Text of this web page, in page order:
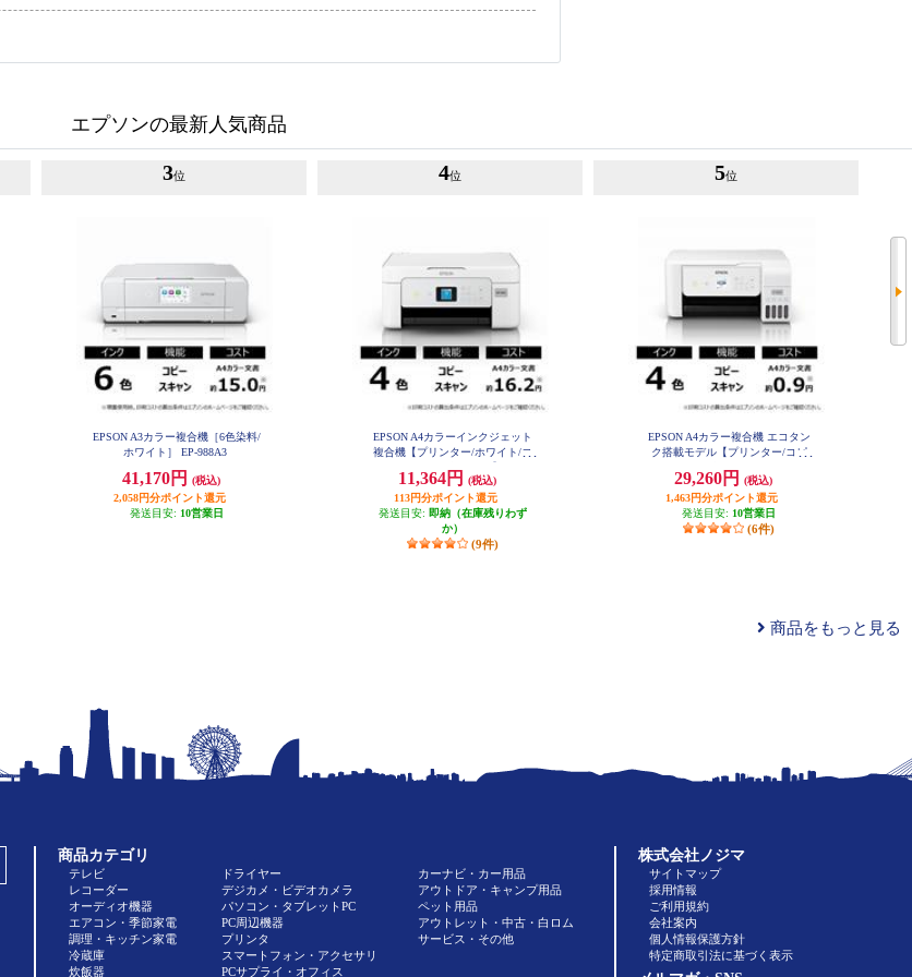
エプソンの最新人気商品
3位
EPSON A3カラー複合機［6色染料/
ホワイト］ EP-988A3
41,170円
(税込)
2,058円分ポイント還元
発送目安: 10営業日
4位
EPSON A4カラーインクジェット
複合機【プリンター/ホワイト/コ
6A
11,364円
(税込)
113円分ポイント還元
発送目安: 即納（在庫残りわず
か）
(9件)
5位
EPSON A4カラー複合機 エコタン
ク搭載モデル【プリンター/コピ
EP-M476T
29,260円
(税込)
1,463円分ポイント還元
発送目安: 10営業日
(6件)
商品をもっと見る
商品カテゴリ
テレビ
レコーダー
オーディオ機器
エアコン・季節家電
調理・キッチン家電
冷蔵庫
炊飯器
ドライヤー
デジカメ・ビデオカメラ
パソコン・タブレットPC
PC周辺機器
プリンタ
スマートフォン・アクセサリ
PCサプライ・オフィス
カーナビ・カー用品
アウトドア・キャンプ用品
ペット用品
アウトレット・中古・白ロム
サービス・その他
株式会社ノジマ
サイトマップ
採用情報
ご利用規約
会社案内
個人情報保護方針
特定商取引法に基づく表示